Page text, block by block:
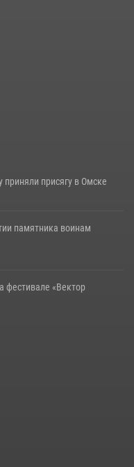
ходе в День крещения
присягу в Омске
памятника воинам
фестивале «Вектор